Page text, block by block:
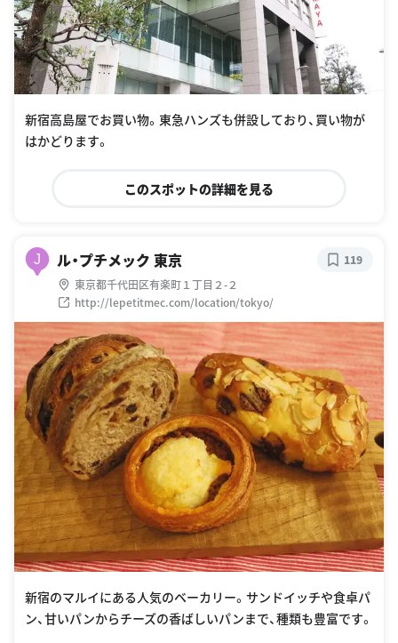
新宿高島屋でお買い物。東急ハンズも併設しており、買い物が
はかどります。
このスポットの詳細を見る
J ル・プチメック 東京
東京都千代田区有楽町１丁目２-２
http://lepetitmec.com/location/tokyo/
119
新宿のマルイにある人気のベーカリー。サンドイッチや食卓パ
ン、甘いパンからチーズの香ばしいパンまで、種類も豊富です。